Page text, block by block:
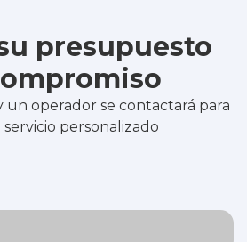
presupuesto
un operador se contactará para
personalizado